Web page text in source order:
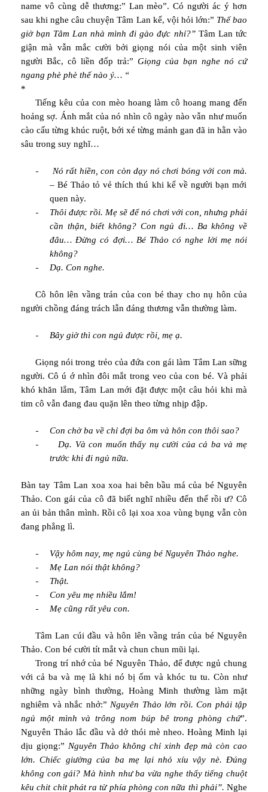
name vô cùng dễ thương:” Lan mèo”. Có người ác ý hơn
sau khi nghe câu chuyện Tâm Lan kể, vội hỏi lớn:” Thế bao
giờ bạn Tâm Lan nhà mình đi gào đực nhỉ?”Tâm Lan tức
giận mà vẫn mắc cười bởi giọng nói của một sinh viên
người Bắc, cô liền đốp trả:” Giọng của bạn nghe nó cứ
ngang phè phè thế nào ý… “
*
Tiếng kêu của con mèo hoang làm cô hoang mang đến
hoảng sợ. Ánh mắt của nó nhìn cô ngày nào vẫn như muốn
cào cấu từng khúc ruột, bới xé từng mảnh gan đã in hằn vào
sâu trong suy nghĩ…
-
Nó rất hiền, con còn dạy nó chơi bóng với con mà.
– Bé Thảo tỏ vẻ thích thú khi kể về người bạn mới
quen này.
-
Thôi được rồi. Mẹ sẽ để nó chơi với con, nhưng phải
cần thận, biết không? Con ngủ đi… Ba không về
đâu… Đừng có đợi… Bé Thảo có nghe lời mẹ nói
không?
- Dạ. Con nghe.
Cô hôn lên vầng trán của con bé thay cho nụ hôn của
người chồng đáng trách lẫn đáng thương vẫn thường làm.
- Bây giờ thì con ngủ được rồi, mẹ ạ.
Giọng nói trong trẻo của đứa con gái làm Tâm Lan sững
người. Cô ú ớ nhìn đôi mắt trong veo của con bé. Và phải
khó khăn lắm, Tâm Lan mới đặt được một câu hỏi khi mà
tim cô vẫn đang đau quặn lên theo từng nhịp đập.
- Con chờ ba về chỉ đợi ba ôm và hôn con thôi sao?
-
Dạ. Và con muốn thấy nụ cười của cả ba và mẹ
trước khi đi ngủ nữa.
Bàn tay Tâm Lan xoa xoa hai bên bầu má của bé Nguyên
Thảo. Con gái của cô đã biết nghĩ nhiều đến thế rồi ư? Cô
an ủi bản thân mình. Rồi cô lại xoa xoa vùng bụng vẫn còn
đang phẳng lì.
- Vậy hôm nay, mẹ ngủ cùng bé Nguyên Thảo nghe.
- Mẹ Lan nói thật không?
- Thật.
- Con yêu mẹ nhiều lắm!
- Mẹ cũng rất yêu con.
Tâm Lan cúi đầu và hôn lên vầng trán của bé Nguyên
Thảo. Con bé cười tít mắt và chun chun mũi lại.
Trong trí nhớ của bé Nguyên Thảo, để được ngủ chung
với cả ba và mẹ là khi nó bị ốm và khóc tu tu. Còn như
những ngày bình thường, Hoàng Minh thường làm mặt
nghiêm và nhắc nhở:” Nguyên Thảo lớn rồi. Con phải tập
ngủ một mình và trông nom búp bê trong phòng chứ”.
Nguyên Thảo lắc đầu và dở thói mè nheo. Hoàng Minh lại
dịu giọng:” Nguyên Thảo không chỉ xinh đẹp mà còn cao
lớn. Chiếc giường của ba mẹ lại nhỏ xíu vậy nè. Đúng
không con gái? Mà hình như ba vừa nghe thấy tiếng chuột
kêu chit chit phát ra từ phía phòng con nữa thì phải”. Nghe